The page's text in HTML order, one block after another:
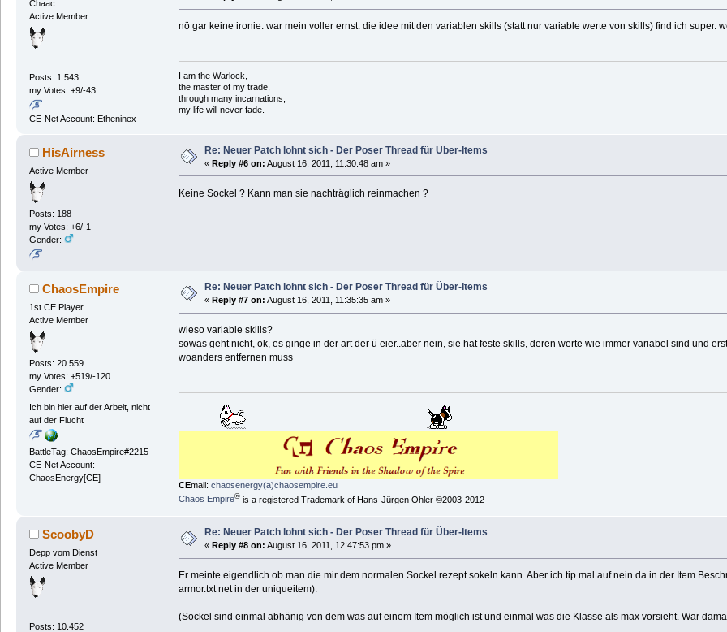
Chaac
Active Member
Posts: 1.543
my Votes: +9/-43
CE-Net Account: Etheninex
nö gar keine ironie. war mein voller ernst. die idee mit den variablen skills (statt nur variable werte von skills) find ich super.
I am the Warlock,
the master of my trade,
through many incarnations,
my life will never fade.
HisAirness
Active Member
Posts: 188
my Votes: +6/-1
Gender:
Re: Neuer Patch lohnt sich - Der Poser Thread für Über-Items
« Reply #6 on: August 16, 2011, 11:30:48 am »
Keine Sockel ? Kann man sie nachträglich reinmachen ?
ChaosEmpire
1st CE Player
Active Member
Posts: 20.559
my Votes: +519/-120
Gender:
Ich bin hier auf der Arbeit, nicht
auf der Flucht
BattleTag: ChaosEmpire#2215
CE-Net Account:
ChaosEnergy[CE]
Re: Neuer Patch lohnt sich - Der Poser Thread für Über-Items
« Reply #7 on: August 16, 2011, 11:35:35 am »
wieso variable skills?
sowas geht nicht, ok, es ginge in der art der ü eier..aber nein, sie hat feste skills, deren werte wie immer variabel sind und
woanders entfernen muss
CEmail: chaosenergy(a)chaosempire.eu
Chaos Empire®is a registered Trademark of Hans-Jürgen Ohler ©2003-2012
ScoobyD
Depp vom Dienst
Active Member
Posts: 10.452
Re: Neuer Patch lohnt sich - Der Poser Thread für Über-Items
« Reply #8 on: August 16, 2011, 12:47:53 pm »
Er meinte eigendlich ob man die mir dem normalen Sockel rezept sokeln kann. Aber ich tip mal auf nein da in der Item
armor.txt net in der uniqueitem).
(Sockel sind einmal abhänig von dem was auf einem Item möglich ist und einmal was die Klasse als max vorsieht. War